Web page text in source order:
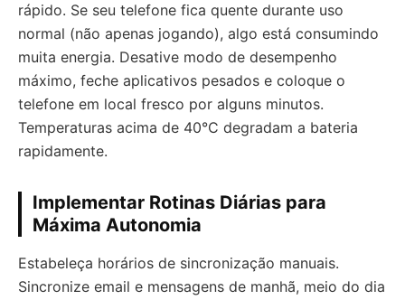
rápido. Se seu telefone fica quente durante uso
normal (não apenas jogando), algo está consumindo
muita energia. Desative modo de desempenho
máximo, feche aplicativos pesados e coloque o
telefone em local fresco por alguns minutos.
Temperaturas acima de 40°C degradam a bateria
rapidamente.
Implementar Rotinas Diárias para
Máxima Autonomia
Estabeleça horários de sincronização manuais.
Sincronize email e mensagens de manhã, meio do dia